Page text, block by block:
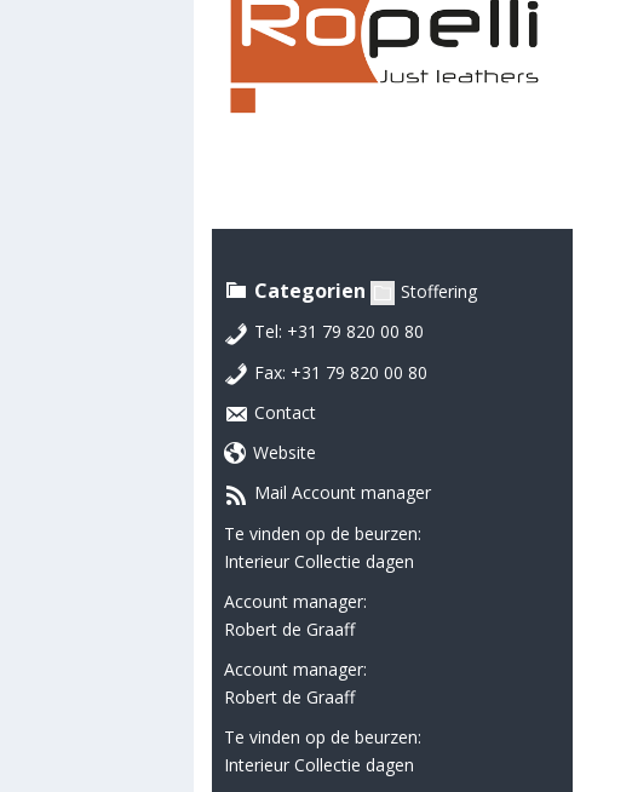
Categorien
Stoffering
Tel: +31 79 820 00 80
Fax: +31 79 820 00 80
Contact
Website
Mail Account manager
Te vinden op de beurzen:
Interieur Collectie dagen
Account manager:
Robert de Graaff
Account manager:
Robert de Graaff
Te vinden op de beurzen:
Interieur Collectie dagen